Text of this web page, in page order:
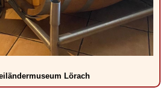
Lörach